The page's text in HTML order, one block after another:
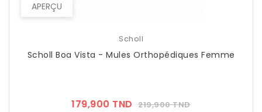
APERÇU
Scholl
Scholl Boa Vista - Mules Orthopédiques Femme
179,900 TND Prix
219,900 TNDPrix